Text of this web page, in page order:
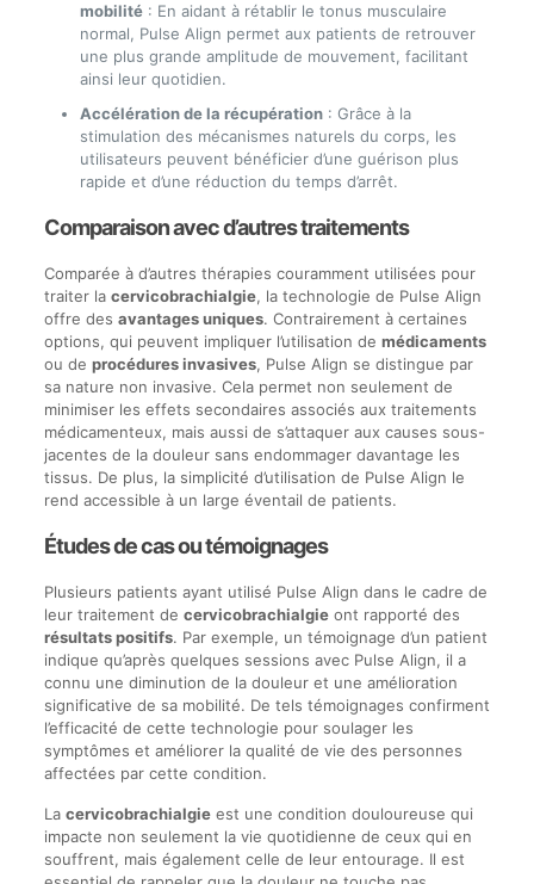
mobilité: En aidant à rétablir le tonus musculaire
normal, Pulse Align permet aux patients de retrouver
une plus grande amplitude de mouvement, facilitant
ainsi leur quotidien.
Accélération de la récupération: Grâce à la
stimulation des mécanismes naturels du corps, les
utilisateurs peuvent bénéficier d’une guérison plus
rapide et d’une réduction du temps d’arrêt.
Comparaison avec d’autres traitements
Comparée à d’autres thérapies couramment utilisées pour
traiter la cervicobrachialgie, la technologie de Pulse Align
offre des avantages uniques. Contrairement à certaines
options, qui peuvent impliquer l’utilisation de médicaments
ou de procédures invasives, Pulse Align se distingue par
sa nature non invasive. Cela permet non seulement de
minimiser les effets secondaires associés aux traitements
médicamenteux, mais aussi de s’attaquer aux causes sous-
jacentes de la douleur sans endommager davantage les
tissus. De plus, la simplicité d’utilisation de Pulse Align le
rend accessible à un large éventail de patients.
Études de cas ou témoignages
Plusieurs patients ayant utilisé Pulse Align dans le cadre de
leur traitement de cervicobrachialgieont rapporté des
résultats positifs. Par exemple, un témoignage d’un patient
indique qu’après quelques sessions avec Pulse Align, il a
connu une diminution de la douleur et une amélioration
significative de sa mobilité. De tels témoignages confirment
l’efficacité de cette technologie pour soulager les
symptômes et améliorer la qualité de vie des personnes
affectées par cette condition.
La cervicobrachialgieest une condition douloureuse qui
impacte non seulement la vie quotidienne de ceux qui en
souffrent, mais également celle de leur entourage. Il est